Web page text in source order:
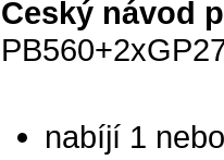
Český návod
nabíjí 1